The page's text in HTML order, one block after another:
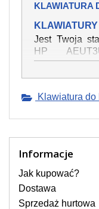
KLAWIATURA
Jest Twoja
HP
uszkodzona,
spowodował
która będzie
światowach
pomocy
model
nie może
do aktualnego
Klawiatura do
Informacje
Jak kupować?
Dostawa
Sprzedaż hurtowa